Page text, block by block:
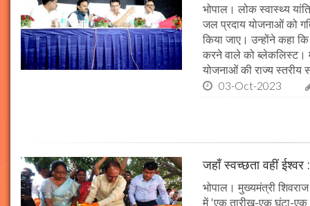
भोपाल। लोक स्वास्थ्य
जल प्रदाय योजनाओं को
किया जाए। उन्होंने कहा
करने वाले को ब्लेकलिस्ट।
योजनाओं की राज्य स्तरीय
03-Oct-2023
जहाँ स्वच्छता वहीं ईश्वर
भोपाल। मुख्यमंत्री
में 'एक तारीख-एक घंटा-एक